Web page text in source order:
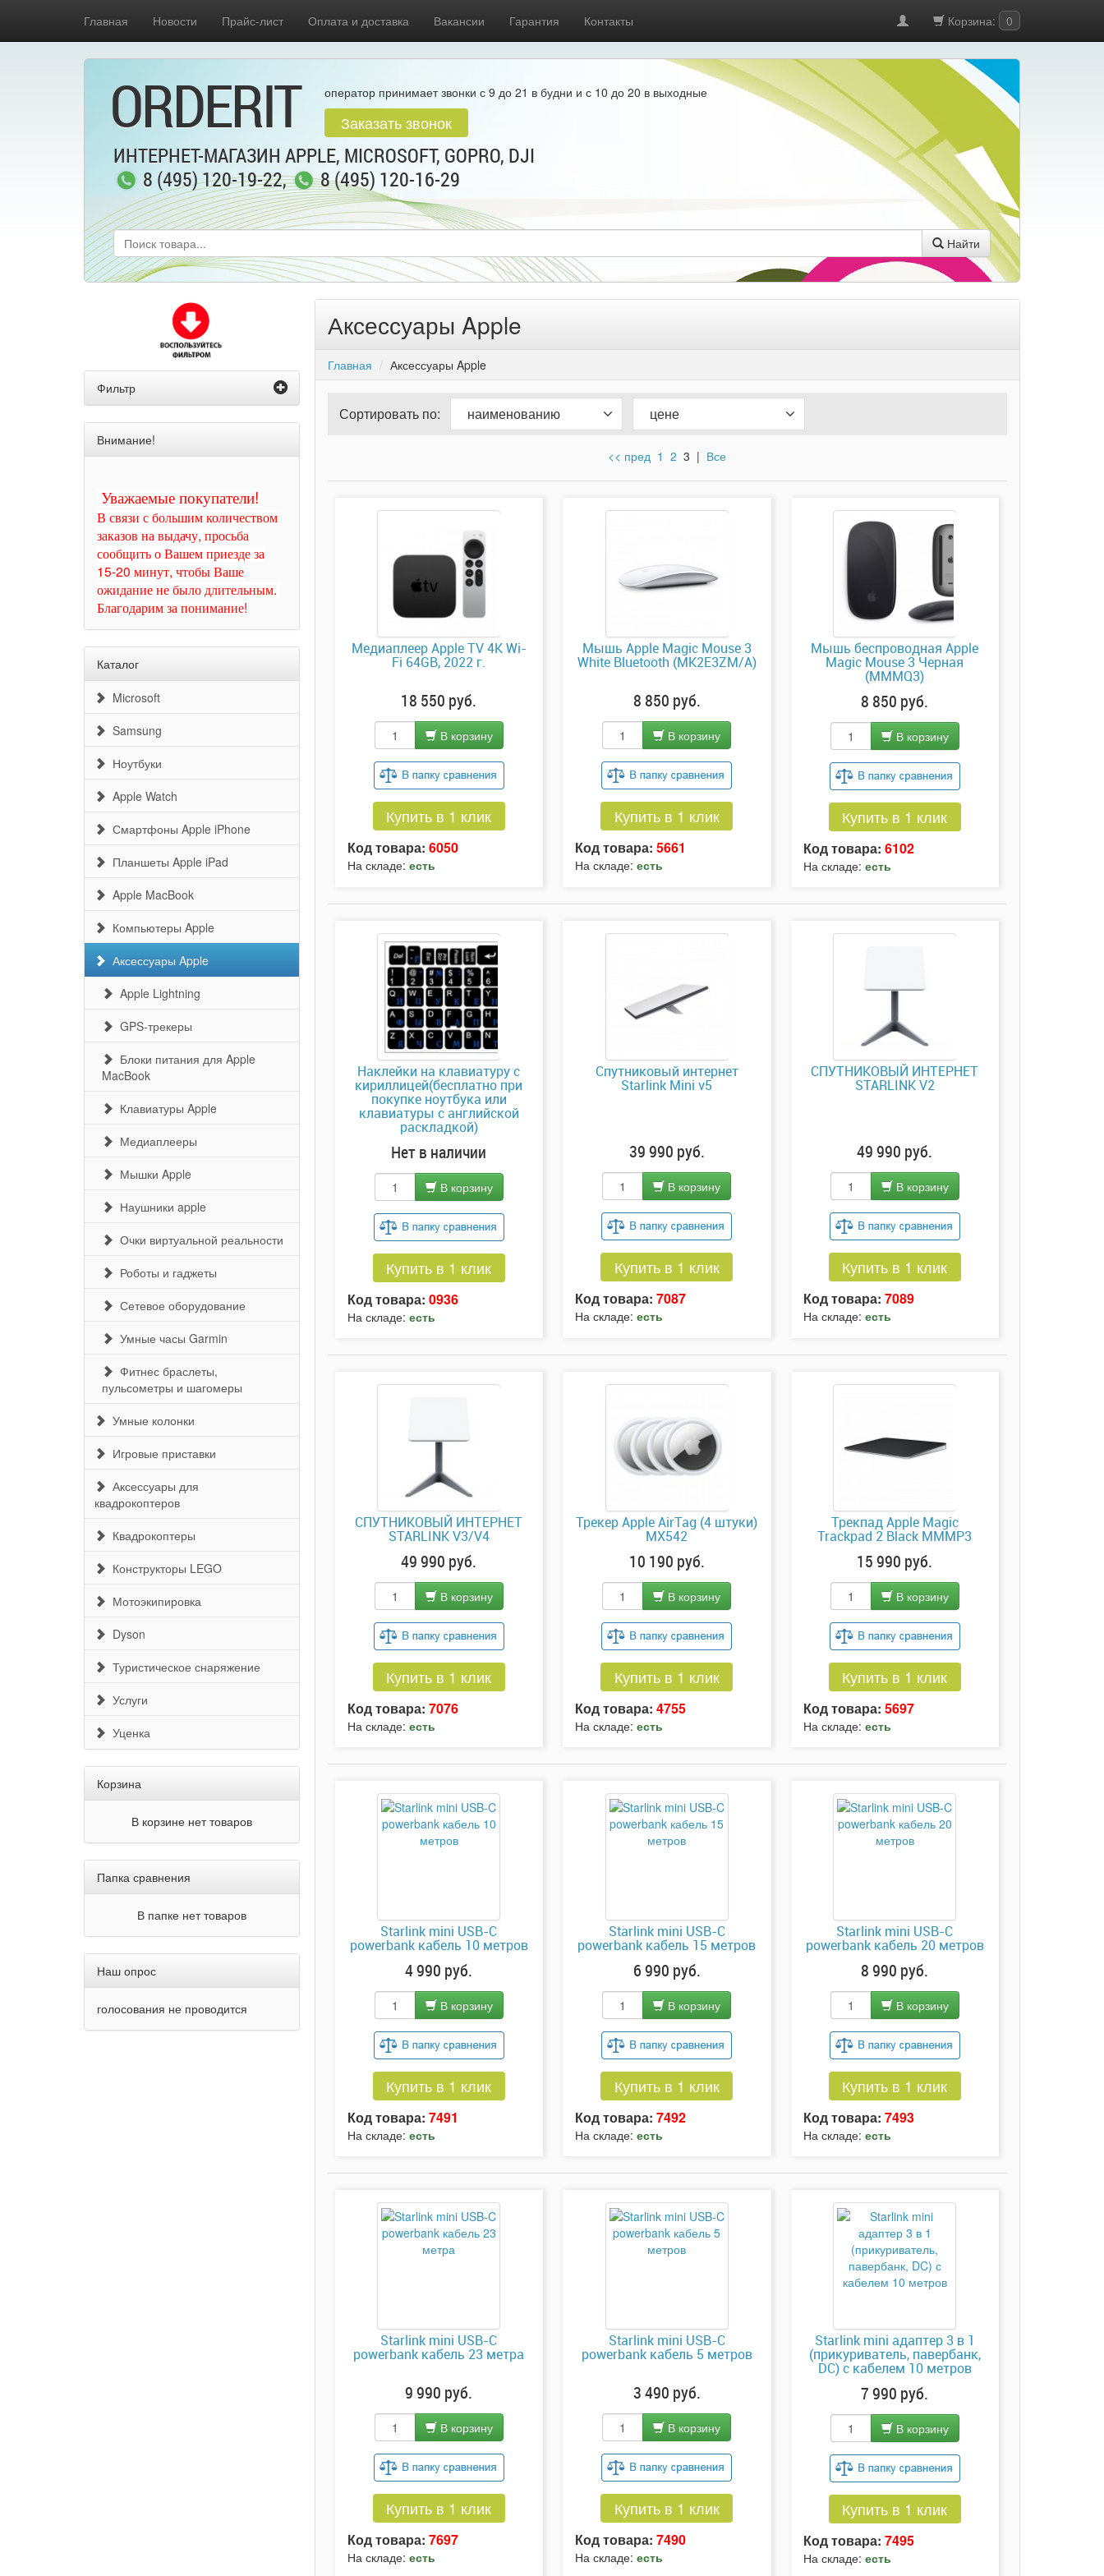
Главная Новости Прайс-лист Оплата и доставка Вакансии Гарантия Контакты Корзина: 0
ORDERIT оператор принимает звонки с 9 до 21 в будни и с 10 до 20 в выходные
Заказать звонок
ИНТЕРНЕТ-МАГАЗИН APPLE, MICROSOFT, GOPRO, DJI
8 (495) 120-19-22, 8 (495) 120-16-29
Найти
Фильтр
Внимание!
Уважаемые покупатели!
В связи с большим количеством
заказов на выдачу, просьба
сообщить о Вашем приезде за
15-20 минут, чтобы Ваше
ожидание не было длительным.
Благодарим за понимание!
Каталог
Microsoft
Samsung
Ноутбуки
Apple Watch
Смартфоны Apple iPhone
Планшеты Apple iPad
Apple MacBook
Компьютеры Apple
Аксессуары Apple
Apple Lightning
GPS-трекеры
Блоки питания для Apple
MacBook
Клавиатуры Apple
Медиаплееры
Мышки Apple
Наушники apple
Очки виртуальной реальности
Роботы и гаджеты
Сетевое оборудование
Умные часы Garmin
Фитнес браслеты,
пульсометры и шагомеры
Умные колонки
Игровые приставки
Аксессуары для
квадрокоптеров
Квадрокоптеры
Конструкторы LEGO
Мотоэкипировка
Dyson
Туристическое снаряжение
Услуги
Уценка
Корзина
В корзине нет товаров
Папка сравнения
В папке нет товаров
Наш опрос
голосования не проводится
Аксессуары Apple
Главная Аксессуары Apple
Сортировать по: наименованию цене
<< пред 1 2 3 | Все
Медиаплеер Apple TV 4K Wi-
Fi 64GB, 2022 г.
18 550 руб.
В корзину
Купить в 1 клик
Код товара: 6050
На складе: есть
Мышь Apple Magic Mouse 3
White Bluetooth (MK2E3ZM/A)
8 850 руб.
В корзину
Купить в 1 клик
Код товара:5661
На складе:есть
Мышь беспроводная Apple
Magic Mouse 3 Черная
(MMMQ3)
8 850 руб.
В корзину
Купить в 1 клик
Код товара: 6102
На складе: есть
Наклейки на клавиатуру с
кириллицей(бесплатно при
покупке ноутбука или
клавиатуры с английской
раскладкой)
Нет в наличии
В корзину
Купить в 1 клик
Код товара: 0936
На складе: есть
Спутниковый интернет
Starlink Mini v5
39 990 руб.
В корзину
Купить в 1 клик
Код товара:7087
На складе:есть
СПУТНИКОВЫЙ ИНТЕРНЕТ
STARLINK V2
49 990 руб.
В корзину
Купить в 1 клик
Код товара: 7089
На складе: есть
СПУТНИКОВЫЙ ИНТЕРНЕТ
STARLINK V3/V4
49 990 руб.
В корзину
Купить в 1 клик
Код товара: 7076
На складе: есть
Трекер Apple AirTag (4 штуки)
MX542
10 190 руб.
В корзину
Купить в 1 клик
Код товара:4755
На складе:есть
Трекпад Apple Magic
Trackpad 2 Black MMMP3
15 990 руб.
В корзину
Купить в 1 клик
Код товара: 5697
На складе: есть
Starlink mini USB-C
powerbank кабель 10 метров
4 990 руб.
В корзину
Купить в 1 клик
Код товара: 7491
На складе: есть
Starlink mini USB-C
powerbank кабель 15 метров
6 990 руб.
В корзину
Купить в 1 клик
Код товара:7492
На складе:есть
Starlink mini USB-C
powerbank кабель 20 метров
8 990 руб.
В корзину
Купить в 1 клик
Код товара: 7493
На складе: есть
Starlink mini USB-C
powerbank кабель 23 метра
9 990 руб.
В корзину
Купить в 1 клик
Код товара: 7697
На складе: есть
Starlink mini USB-C
powerbank кабель 5 метров
3 490 руб.
В корзину
Купить в 1 клик
Код товара:7490
На складе:есть
Starlink mini адаптер 3 в 1
(прикуриватель, павербанк,
DC) с кабелем 10 метров
7 990 руб.
В корзину
Купить в 1 клик
Код товара: 7495
На складе: есть